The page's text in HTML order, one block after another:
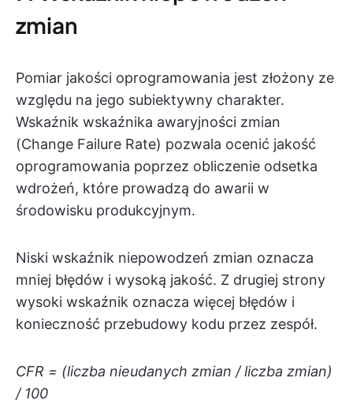
zmian
Pomiar jakości oprogramowania jest złożony ze
względu na jego subiektywny charakter.
Wskaźnik wskaźnika awaryjności zmian
(Change Failure Rate) pozwala ocenić jakość
oprogramowania poprzez obliczenie odsetka
wdrożeń, które prowadzą do awarii w
środowisku produkcyjnym.
Niski wskaźnik niepowodzeń zmian oznacza
mniej błędów i wysoką jakość. Z drugiej strony
wysoki wskaźnik oznacza więcej błędów i
konieczność przebudowy kodu przez zespół.
CFR = (liczba nieudanych zmian / liczba zmian)
/ 100